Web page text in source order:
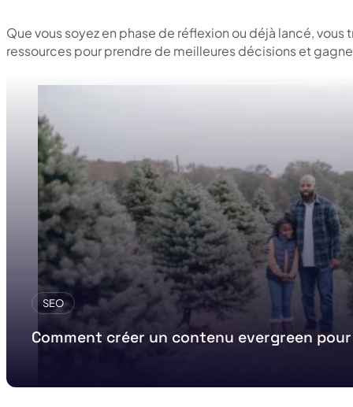
Que vous soyez en phase de réflexion ou déjà lancé, vous
ressources pour prendre de meilleures décisions et
SEO
Comment créer un contenu evergreen